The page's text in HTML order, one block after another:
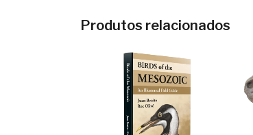
Produtos relacionados